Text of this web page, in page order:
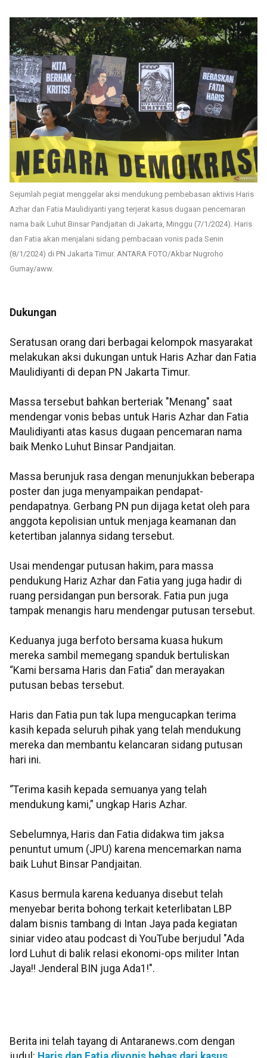
Sejumlah pegiat menggelar aksi mendukung pembebasan aktivis Haris
Azhar dan Fatia Maulidiyanti yang terjerat kasus dugaan pencemaran
nama baik Luhut Binsar Pandjaitan di Jakarta, Minggu (7/1/2024). Haris
dan Fatia akan menjalani sidang pembacaan vonis pada Senin
(8/1/2024) di PN Jakarta Timur. ANTARA FOTO/Akbar Nugroho
Gumay/aww.
Dukungan
Seratusan orang dari berbagai kelompok masyarakat
melakukan aksi dukungan untuk Haris Azhar dan Fatia
Maulidiyanti di depan PN Jakarta Timur.
Massa tersebut bahkan berteriak "Menang" saat
mendengar vonis bebas untuk Haris Azhar dan Fatia
Maulidiyanti atas kasus dugaan pencemaran nama
baik Menko Luhut Binsar Pandjaitan.
Massa berunjuk rasa dengan menunjukkan beberapa
poster dan juga menyampaikan pendapat-
pendapatnya. Gerbang PN pun dijaga ketat oleh para
anggota kepolisian untuk menjaga keamanan dan
ketertiban jalannya sidang tersebut.
Usai mendengar putusan hakim, para massa
pendukung Hariz Azhar dan Fatia yang juga hadir di
ruang persidangan pun bersorak. Fatia pun juga
tampak menangis haru mendengar putusan tersebut.
Keduanya juga berfoto bersama kuasa hukum
mereka sambil memegang spanduk bertuliskan
“Kami bersama Haris dan Fatia” dan merayakan
putusan bebas tersebut.
Haris dan Fatia pun tak lupa mengucapkan terima
kasih kepada seluruh pihak yang telah mendukung
mereka dan membantu kelancaran sidang putusan
hari ini.
“Terima kasih kepada semuanya yang telah
mendukung kami,” ungkap Haris Azhar.
Sebelumnya, Haris dan Fatia didakwa tim jaksa
penuntut umum (JPU) karena mencemarkan nama
baik Luhut Binsar Pandjaitan.
Kasus bermula karena keduanya disebut telah
menyebar berita bohong terkait keterlibatan LBP
dalam bisnis tambang di Intan Jaya pada kegiatan
siniar video atau podcast di YouTube berjudul "Ada
lord Luhut di balik relasi ekonomi-ops militer Intan
Jaya!! Jenderal BIN juga Ada1!".
Berita ini telah tayang di Antaranews.com dengan